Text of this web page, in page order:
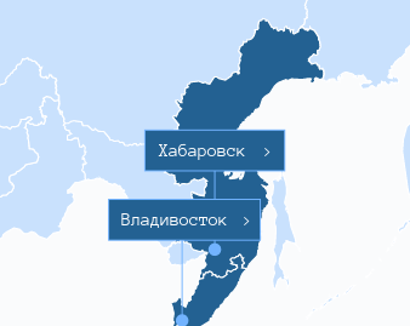
Хабаровск >
Владивосток >